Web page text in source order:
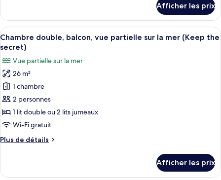
(Make
It
Happen)
Chambre
double,
balcon
(Make
Happen)
Afficher les prix
Afficher
toutes
photos
pour
ce
type
de
chambre :
double,
Une chambre d’hôtel moderne
7
Chambre double, balcon, vue partielle sur la mer (Keep the
secret)
Vue partielle sur la mer
26 m²
1 chambre
2 personnes
1 lit double ou 2 lits jumeaux
Wi-Fi gratuit
Plus de détails
Plus
Chambre
Afficher les prix